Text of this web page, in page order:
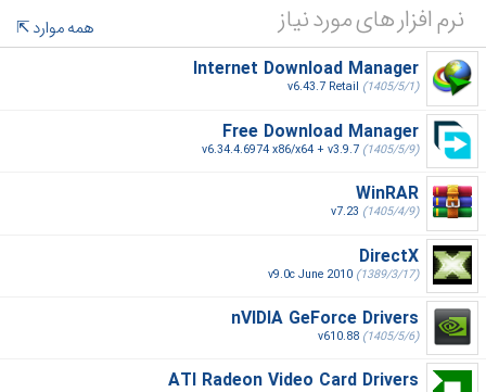
نرم افزار های مورد نیاز
همه موارد
Internet Download Manager
v6.43.7 Retail (1405/5/1)
Free Download Manager
v6.34.4.6974 x86/x64 + v3.9.7 (1405/5/9)
WinRAR
v7.23 (1405/4/9)
DirectX
v9.0c June 2010 (1389/3/17)
nVIDIA GeForce Drivers
v610.88 (1405/5/6)
ATI Radeon Video Card Drivers